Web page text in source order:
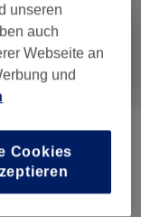
Gesicht
ab 15 €
unseren
auch
Webseite an
und
Cookies